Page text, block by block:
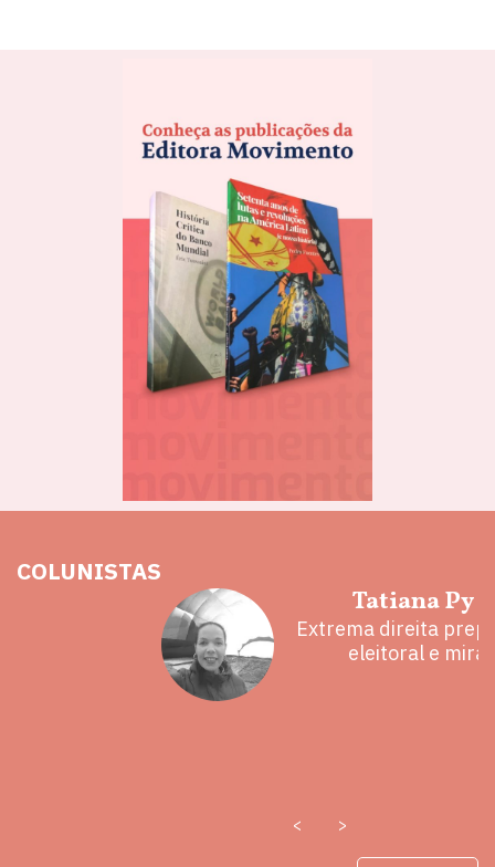
COLUNISTAS
Tatiana Py
Extrema direita
eleitoral e mira
< >